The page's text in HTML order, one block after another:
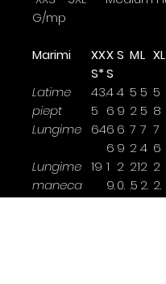
G/mp
Marimi
XX
S*
X
S
S ML XL
Latime
piept
43.
5
4
6
4
9
5
2
5
5
5
8
Lungime 646
6
6
9
7
2
7
4
7
6
Lungime
maneca
19 1
9.
2
0.
21
.5
2
2.
2
2.